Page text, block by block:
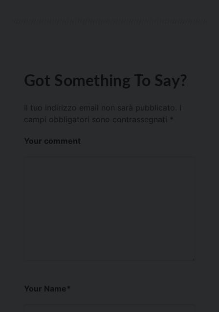
Got Something To Say?
Il tuo indirizzo email non sarà pubblicato.
campi obbligatori sono contrassegnati *
Your comment
Your Name*